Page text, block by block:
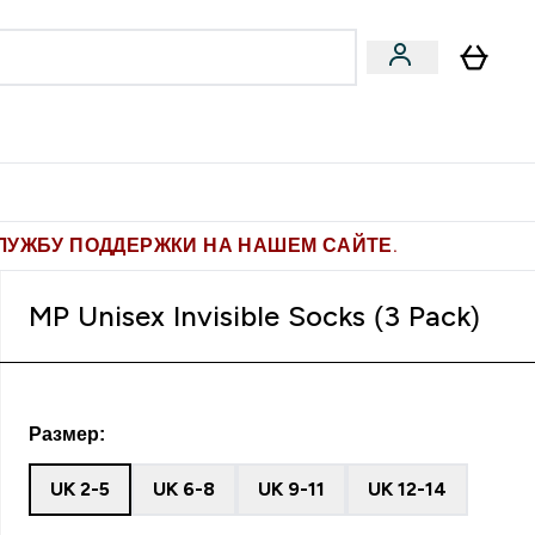
ПОДДЕРЖКИ НА НАШЕМ САЙТЕ.
MP Unisex Invisible Socks (3 Pack)
Размер:
UK 2-5 UK 6-8 UK 9-11 UK 12-14